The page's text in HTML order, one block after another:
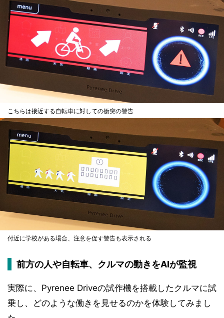
こちらは接近する自転車に対しての衝突の警告
付近に学校がある場合、注意を促す警告も表示される
前方の人や自転車、クルマの動きをAIが監視
実際に、Pyrenee Driveの試作機を搭載したクルマに試
乗し、どのような働きを見せるのかを体験してみまし